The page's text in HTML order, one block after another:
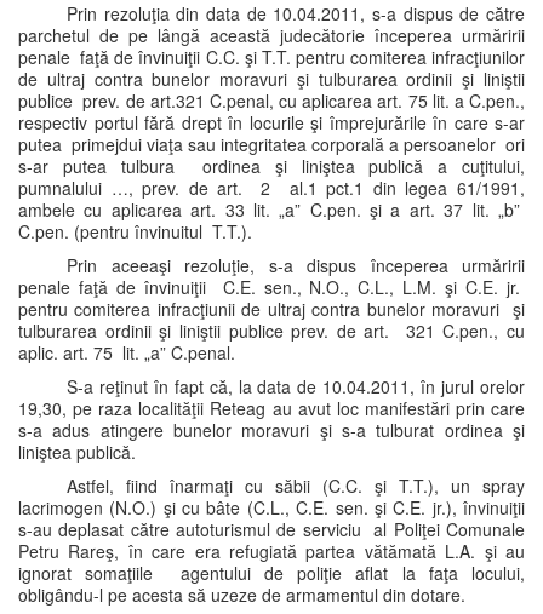
Prin rezoluţia din data de 10.04.2011, s-a dispus de către
parchetul de pe lângă această judecătorie începerea urmăririi
penale faţă de învinuiţii C.C. şi T.T. pentru comiterea infracţiunilor
de ultraj contra bunelor moravuri şi tulburarea ordinii şi liniştii
publice prev. de art.321 C.penal, cu aplicarea art. 75 lit. a C.pen.,
respectiv portul fără drept în locurile şi împrejurările în care s-ar
putea primejdui viaţa sau integritatea corporală a persoanelor ori
s-ar putea tulbura ordinea şi liniştea publică a cuţitului,
pumnalului …, prev. de art. 2 al.1 pct.1 din legea 61/1991,
ambele cu aplicarea art. 33 lit. „a” C.pen. şi a art. 37 lit. „b”
C.pen. (pentru învinuitul T.T.).
Prin aceeaşi rezoluţie, s-a dispus începerea urmăririi
penale faţă de învinuiţii C.E. sen., N.O., C.L., L.M. şi C.E. jr.
pentru comiterea infracţiunii de ultraj contra bunelor moravuri şi
tulburarea ordinii şi liniştii publice prev. de art. 321 C.pen., cu
aplic. art. 75 lit. „a” C.penal.
S-a reţinut în fapt că, la data de 10.04.2011, în jurul orelor
19,30, pe raza localităţii Reteag au avut loc manifestări prin care
s-a adus atingere bunelor moravuri şi s-a tulburat ordinea şi
liniştea publică.
Astfel, fiind înarmaţi cu săbii (C.C. şi T.T.), un spray
lacrimogen (N.O.) şi cu bâte (C.L., C.E. sen. şi C.E. jr.), învinuiţii
s-au deplasat către autoturismul de serviciu al Poliţei Comunale
Petru Rareş, în care era refugiată partea vătămată L.A. şi au
ignorat somaţiile agentului de poliţie aflat la faţa locului,
obligându-l pe acesta să uzeze de armamentul din dotare.